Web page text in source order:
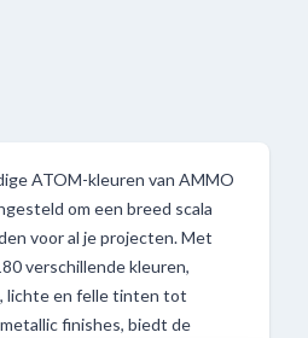
ATOM-kleuren van AMMO
om een breed scala
voor al je projecten. Met
verschillende kleuren,
lichte en felle tinten tot
finishes, biedt de